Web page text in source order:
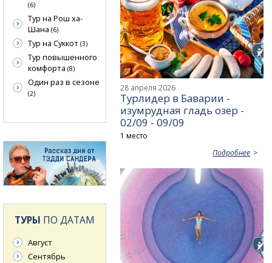
28 апреля 2026
Турлидер в Баварии -
изумрудная гладь озер -
02/09 - 09/09
1 место
Подробнее
(6)
Тур на Рош ха-
Шана (6)
Тур на Суккот (3)
Тур повышенного
комфорта (8)
Один раз в сезоне
(2)
ТУРЫ ПО ДАТАМ
Август
Сентябрь